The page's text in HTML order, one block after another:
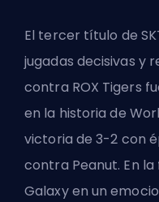
El tercer título de
jugadas decisivas y
contra ROX Tigers
en la historia de
victoria de 3-2 con
contra Peanut. En
Galaxy en un